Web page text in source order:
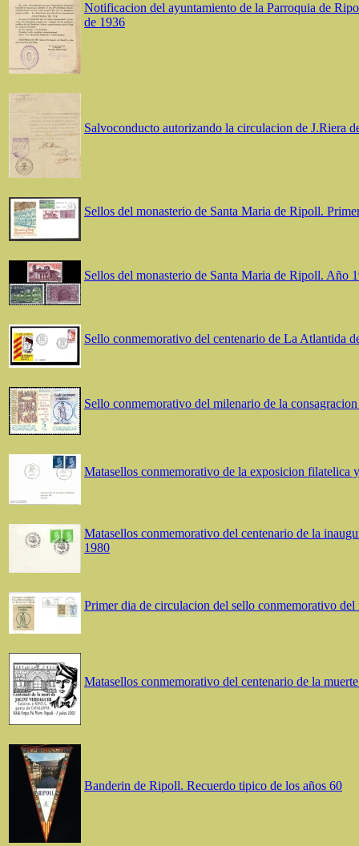
Notificacion del ayuntamiento de la Parroquia de
de 1936
Salvoconducto autorizando la circulacion de J.Riera
Sellos del monasterio de Santa Maria de Ripoll.
Sellos del monasterio de Santa Maria de Ripoll. Año
Sello conmemorativo del centenario de La Atlantida
Sello conmemorativo del milenario de la
Matasellos conmemorativo de la exposicion filatelica
Matasellos conmemorativo del centenario de la
1980
Primer dia de circulacion del sello conmemorativo
Matasellos conmemorativo del centenario de la
Banderin de Ripoll. Recuerdo tipico de los años 60